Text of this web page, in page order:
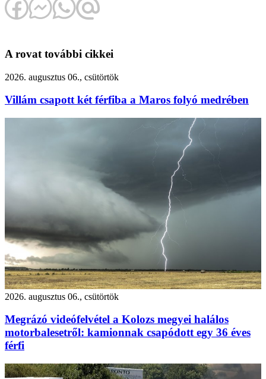
A rovat további cikkei
2026. augusztus 06., csütörtök
Villám csapott két férfiba a Maros folyó medrében
2026. augusztus 06., csütörtök
Megrázó videófelvétel a Kolozs megyei halálos
motorbalesetről: kamionnak csapódott egy 36 éves
férfi